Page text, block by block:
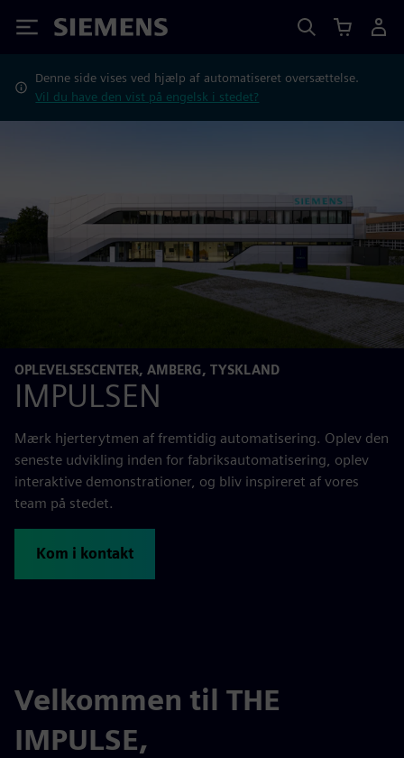
Siemens
Denne side vises ved hjælp af automatiseret oversættelse.
Vil du have den vist på engelsk i stedet?
OPLEVELSESCENTER, AMBERG, TYSKLAND
IMPULSEN
Mærk hjerterytmen af fremtidig automatisering. Oplev den
seneste udvikling inden for fabriksautomatisering, oplev
interaktive demonstrationer, og bliv inspireret af vores
team på stedet.
Kom i kontakt
Velkommen til THE
IMPULSE,